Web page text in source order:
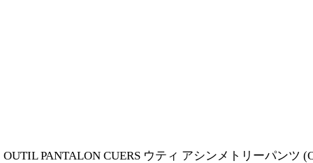
OUTIL PANTALON CUERS ウティ アシンメトリーパンツ